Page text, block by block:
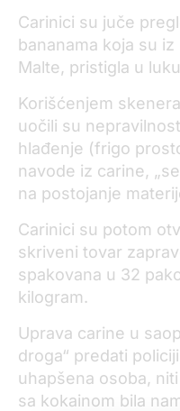
Carinici su juče
bananama koja su
Malte, pristigla u
Korišćenjem
uočili su
hlađenje (frigo
navode iz carine,
na postojanje
Carinici su potom
skriveni tovar
spakovana u 32
kilogram.
Uprava carine u
droga“ predati
uhapšena osoba,
sa kokainom bila